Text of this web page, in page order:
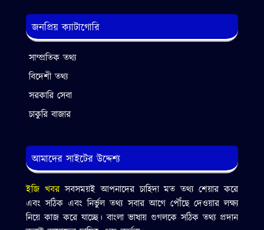
জনপ্রিয় ক্যাটাগোরি
সাম্প্রতিক তথ্য
বিদেশী তথ্য
সরকারি সেবা
চাকুরি বাজার
আমাদের সাইটের উদ্দেশ্য
ইজি খবরসবসময়ই আপনাদের চাহিদা মত তথ্য শেয়ার করে
এবং সঠিক এবং নির্ভুল তথ্য সবার আগে পৌঁছে দেওয়ার লক্ষ্য
নিয়ে কাজ করে যাচ্ছে। বাংলা ভাষায় গুগলকে সঠিক তথ্য প্রদান